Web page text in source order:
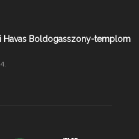
Havas Boldogasszony-templom